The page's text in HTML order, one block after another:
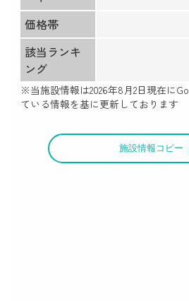
価格帯
該当ランキ
ング
※当施設情報は2026年8月2日現在に
ている情報を基に更新しております
施設情報コピー